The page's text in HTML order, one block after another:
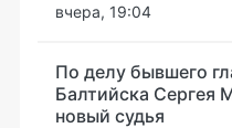
вчера, 19:04
По делу бывшего
Балтийска Сергея
новый судья